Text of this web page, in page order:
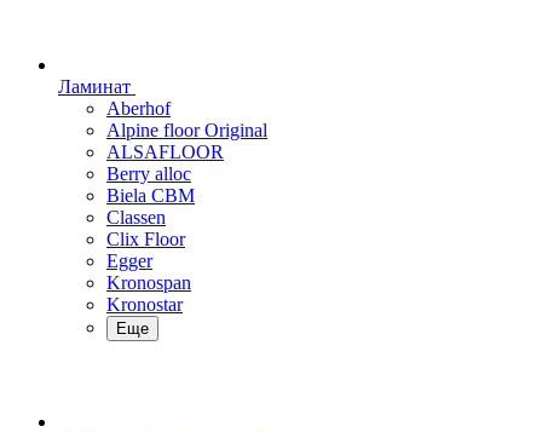
Ламинат
Aberhof
Alpine floor Original
ALSAFLOOR
Berry alloc
Biela CBM
Classen
Clix Floor
Egger
Kronospan
Kronostar
Еще